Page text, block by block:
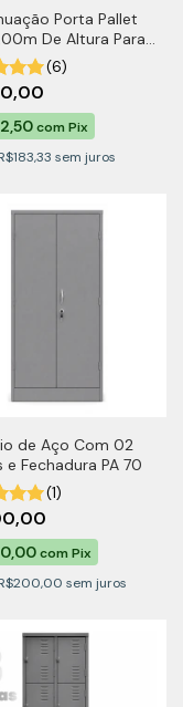
Porta Pallet
De Altura Para
por Nível
(6)
com Pix
sem juros
de Aço Com 02
e Fechadura PA 70
(1)
com Pix
sem juros